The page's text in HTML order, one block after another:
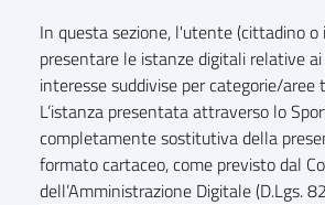
In questa sezione, l'utente (cittadino o
presentare le istanze digitali relative
interesse suddivise per categorie/aree
L’istanza presentata attraverso lo
completamente sostitutiva della
formato cartaceo, come previsto dal
dell’Amministrazione Digitale (D.Lgs.